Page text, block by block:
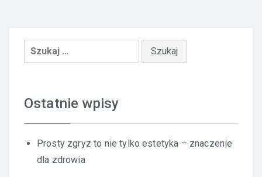
Szukaj:
Ostatnie wpisy
Prosty zgryz to nie tylko estetyka – znaczenie
dla zdrowia